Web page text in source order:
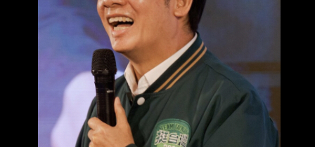
person（那個人）」談對台軍售案， 「the
person」是總統賴清德嗎？讓行政院長一時語
塞，沒給出確切答案。 徐巧芯指出，川普將對
台軍售當成跟中國的談判籌碼，且川普更已明確
表態，正